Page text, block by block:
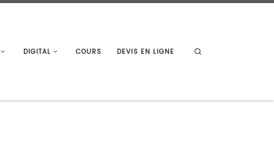
DIGITAL COURS DEVIS EN LIGNE